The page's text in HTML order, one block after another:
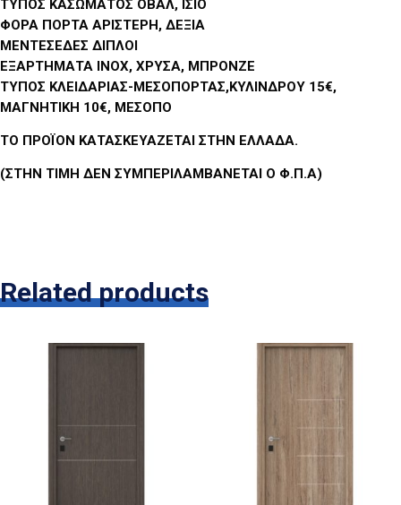
ΤΥΠΟΣ ΚΑΣΩΜΑΤΟΣ ΟΒΑΛ, ΙΣΙΟ
ΦΟΡΑ ΠΟΡΤΑ ΑΡΙΣΤΕΡΗ, ΔΕΞΙΑ
ΜΕΝΤΕΣΕΔΕΣ ΔΙΠΛΟΙ
ΕΞΑΡΤΗΜΑΤΑ ΙΝΟΧ, ΧΡΥΣΑ, ΜΠΡΟΝΖΕ
ΤΥΠΟΣ ΚΛΕΙΔΑΡΙΑΣ-ΜΕΣΟΠΟΡΤΑΣ,ΚΥΛΙΝΔΡΟΥ 15€,
ΜΑΓΝΗΤΙΚΗ 10€, ΜΕΣΟΠΟ
ΤΟ ΠΡΟΪΟΝ ΚΑΤΑΣΚΕΥΑΖΕΤΑΙ ΣΤΗΝ ΕΛΛΑΔΑ.
(ΣΤΗΝ ΤΙΜΗ ΔΕΝ ΣΥΜΠΕΡΙΛΑΜΒΑΝΕΤΑΙ Ο Φ.Π.Α)
Related products